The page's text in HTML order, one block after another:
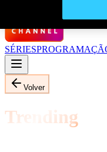
SÉRIES
Volver
Trending